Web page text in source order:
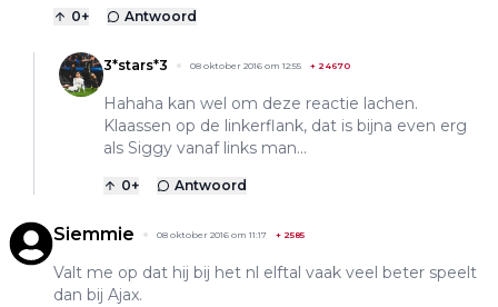
0+ Antwoord
3*stars*3 08 oktober 2016 om 12:55 + 24670
Hahaha kan wel om deze reactie lachen.
Klaassen op de linkerflank, dat is bijna even erg
als Siggy vanaf links man...
0+ Antwoord
Siemmie 08 oktober 2016 om 11:17 + 2585
Valt me op dat hij bij het nl elftal vaak veel beter speelt
dan bij Ajax.